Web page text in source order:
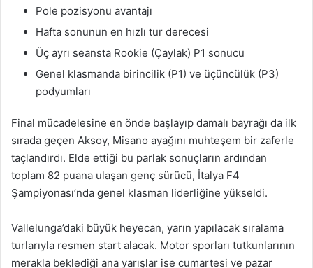
Pole pozisyonu avantajı
Hafta sonunun en hızlı tur derecesi
Üç ayrı seansta Rookie (Çaylak) P1 sonucu
Genel klasmanda birincilik (P1) ve üçüncülük (P3)
podyumları
Final mücadelesine en önde başlayıp damalı bayrağı da ilk
sırada geçen Aksoy, Misano ayağını muhteşem bir zaferle
taçlandırdı. Elde ettiği bu parlak sonuçların ardından
toplam 82 puana ulaşan genç sürücü, İtalya F4
Şampiyonası’nda genel klasman liderliğine yükseldi.
Vallelunga’daki büyük heyecan, yarın yapılacak sıralama
turlarıyla resmen start alacak. Motor sporları tutkunlarının
merakla beklediği ana yarışlar ise cumartesi ve pazar